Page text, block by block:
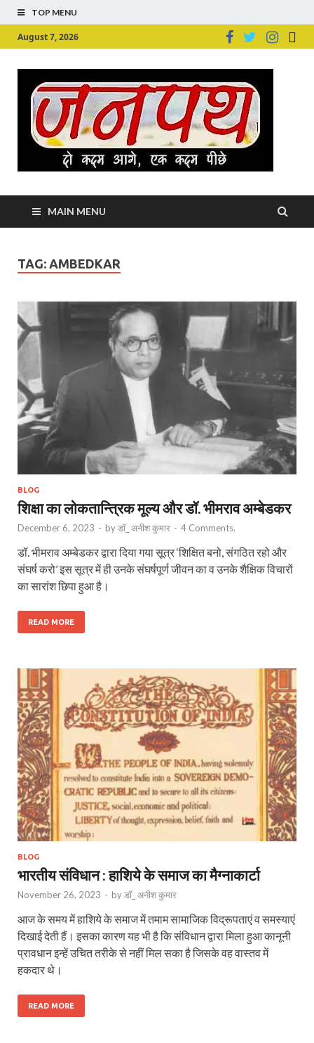
TOP MENU
August 7, 2026
MAIN MENU
TAG: AMBEDKAR
BLOG
शिक्षा का लोकतान्त्रिक मूल्य और डॉ. भीमराव अम्बेडकर
December 6, 2023 - byडॉ_ अनीश कुमार - 4 Comments.
डॉ. भीमराव अम्बेडकर द्वारा दिया गया सूत्र ‘शिक्षित बनो, संगठित रहो और
संघर्ष करो’ इस सूत्र में ही उनके संघर्षपूर्ण जीवन का व उनके शैक्षिक विचारों
का सारांश छिपा हुआ है।
READ MORE
BLOG
भारतीय संविधान : हाशिये के समाज का मैग्नाकार्टा
November 26, 2023 - byडॉ_ अनीश कुमार
आज के समय में हाशिये के समाज में तमाम सामाजिक विद्रूपताएं व समस्याएं
दिखाई देती हैं। इसका कारण यह भी है कि संविधान द्वारा मिला हुआ कानूनी
प्रावधान इन्हें उचित तरीके से नहीं मिल सका है जिसके वह वास्तव में
हकदार थे।
READ MORE